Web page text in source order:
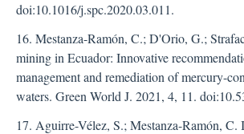
doi:10.1016/j.spc.2020.03.011.
16. Mestanza-Ramón, C.; D'Orio, G.;
mining in Ecuador: Innovative
management and remediation of mercury-
waters. Green World J. 2021, 4, 11.
17. Aguirre-Vélez, S.; Mestanza-Ramón, C.